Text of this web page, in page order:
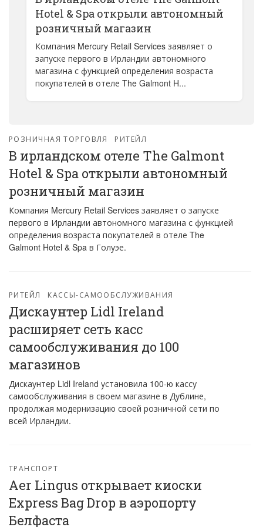
Hotel & Spa открыли автономный
розничный магазин
Компания Mercury Retail Services заявляет о
запуске первого в Ирландии автономного
магазина с функцией определения возраста
покупателей в отеле The Galmont H...
РОЗНИЧНАЯ ТОРГОВЛЯ РИТЕЙЛ
В ирландском отеле The Galmont
Hotel & Spa открыли автономный
розничный магазин
Компания Mercury Retail Services заявляет о запуске
первого в Ирландии автономного магазина с функцией
определения возраста покупателей в отеле The
Galmont Hotel & Spa в Голуэе.
РИТЕЙЛ КАССЫ-САМООБСЛУЖИВАНИЯ
Дискаунтер Lidl Ireland
расширяет сеть касс
самообслуживания до 100
магазинов
Дискаунтер Lidl Ireland установила 100-ю кассу
самообслуживания в своем магазине в Дублине,
продолжая модернизацию своей розничной сети по
всей Ирландии.
ТРАНСПОРТ
Aer Lingus открывает киоски
Express Bag Drop в аэропорту
Белфаста